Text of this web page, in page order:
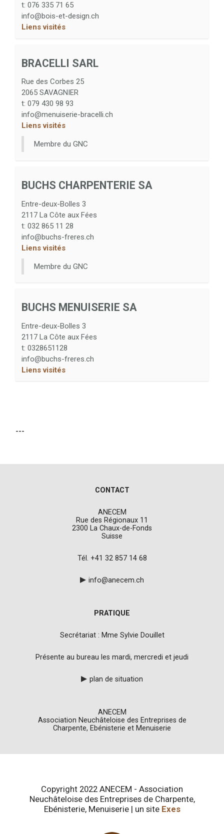
t: 076 335 71 65
info@bois-et-design.ch
Liens visités
BRACELLI SARL
Rue des Corbes 25
2065 SAVAGNIER
t: 079 430 98 93
info@menuiserie-bracelli.ch
Liens visités
Membre du GNC
BUCHS CHARPENTERIE SA
Entre-deux-Bolles 3
2117 La Côte aux Fées
t: 032 865 11 28
info@buchs-freres.ch
Liens visités
Membre du GNC
BUCHS MENUISERIE SA
Entre-deux-Bolles 3
2117 La Côte aux Fées
t: 0328651128
info@buchs-freres.ch
Liens visités
---
CONTACT
ANECEM
Rue des Régionaux 11
2300 La Chaux-de-Fonds
Suisse
Tél. +41 32 857 14 68
info@anecem.ch
PRATIQUE
Secrétariat : Mme Sylvie Douillet
Présente au bureau les mardi, mercredi et jeudi
plan de situation
ANECEM
Association Neuchâteloise des Entreprises de
Charpente, Ebénisterie et Menuiserie
Copyright 2022 ANECEM - Association
Neuchâteloise des Entreprises de Charpente,
Ebénisterie, Menuiserie | un site Exes